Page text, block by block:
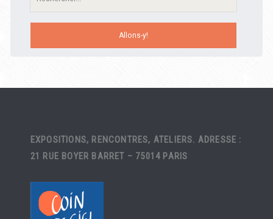
EXPOSITIONS, RENCONTRES, ATELIERS. ADRESSE :
21 RUE BOYER BARRET – 75014 PARIS